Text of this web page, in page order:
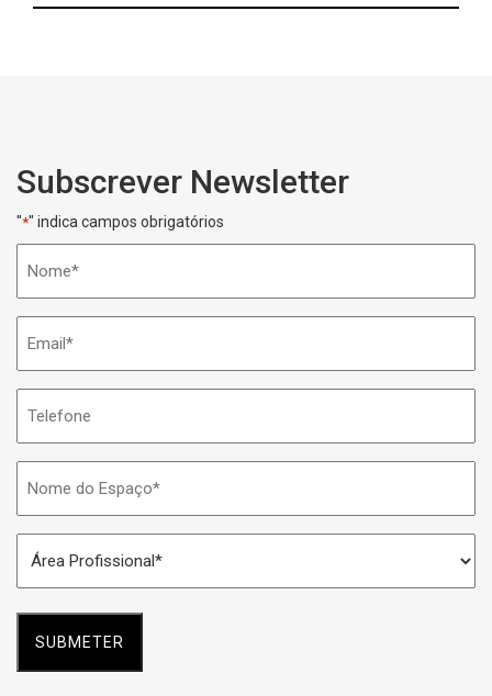
Subscrever Newsletter
"*" indica campos obrigatórios
do
Espaço
Profissional
*